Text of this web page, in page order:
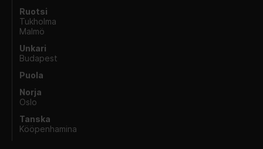
Ruotsi
Tukholma
Malmö
Unkari
Budapest
Puola
Norja
Oslo
Tanska
Kööpenhamina